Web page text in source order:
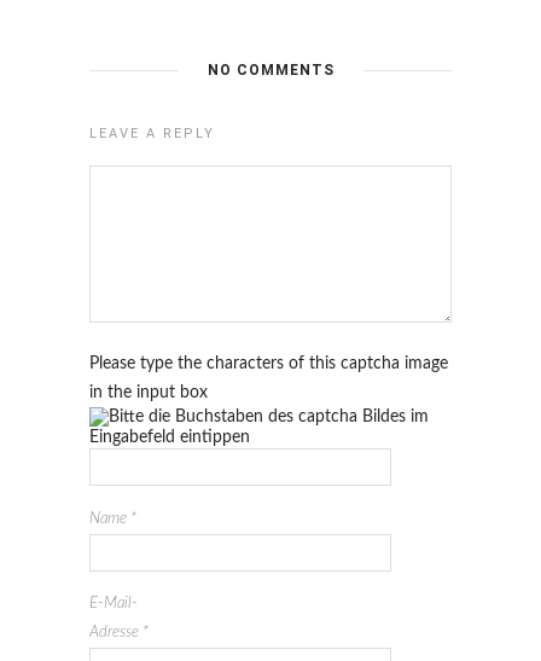
NO COMMENTS
LEAVE A REPLY
Please type the characters of this captcha image
in the input box
Name *
E-Mail-
Adresse *